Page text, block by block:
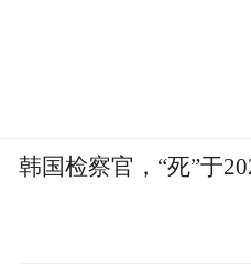
韩国检察官，“死”于